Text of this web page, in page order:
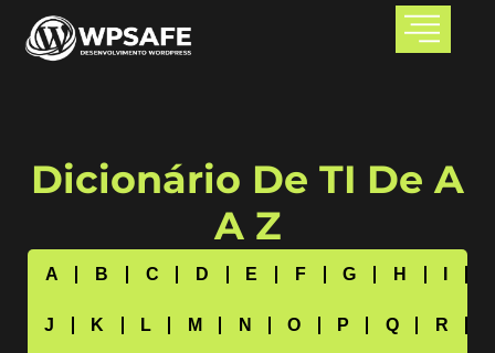
Dicionário De TI De A
A Z
A B C D E F G H
I
J
K L M N O P Q
R